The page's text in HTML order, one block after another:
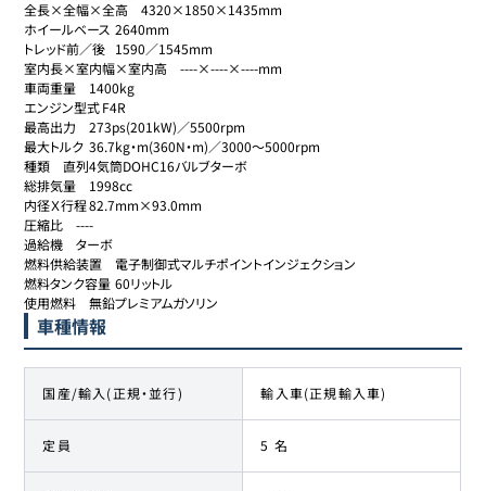
全長×全幅×全高	4320×1850×1435mm
ホイールベース	2640mm
トレッド前／後	1590／1545mm
室内長×室内幅×室内高	----×----×----mm
車両重量	1400kg
エンジン型式	F4R
最高出力	273ps(201kW)／5500rpm
最大トルク	36.7kg・m(360N・m)／3000～5000rpm
種類	直列4気筒DOHC16バルブターボ
総排気量	1998cc
内径Ｘ行程	82.7mm×93.0mm
圧縮比	----
過給機	ターボ
燃料供給装置	電子制御式マルチポイントインジェクション
燃料タンク容量	60リットル
使用燃料	無鉛プレミアムガソリン
車種情報
国産/輸入(正規・並行) 輸入車(正規輸入車)
定員 5 名